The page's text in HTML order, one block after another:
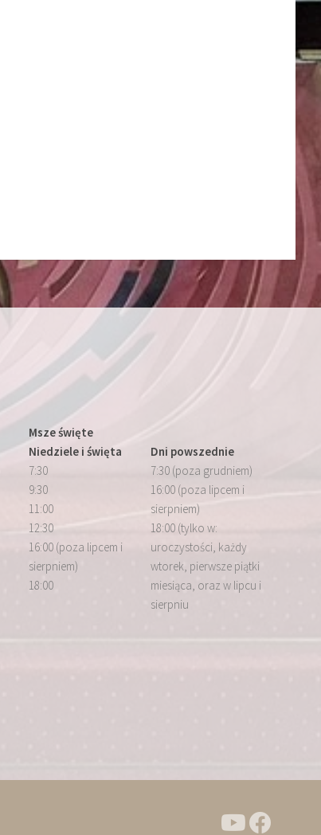
Msze święte
Niedziele i święta
7:30
9:30
11:00
12:30
16:00 (poza lipcem i
sierpniem)
18:00
Dni powszednie
7:30 (poza grudniem)
16:00 (poza lipcem i
sierpniem)
18:00 (tylko w:
uroczystości, każdy
wtorek, pierwsze piątki
miesiąca, oraz w lipcu i
sierpniu